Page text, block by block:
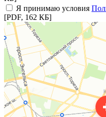
Я принимаю условия
[PDF, 162 КБ]